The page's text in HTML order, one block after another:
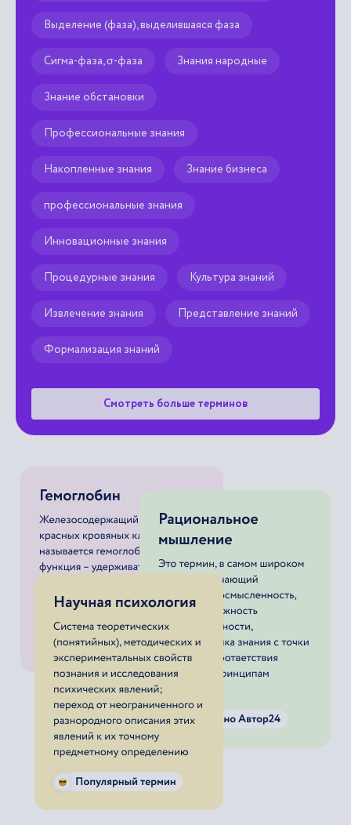
Выделение (фаза), выделившаяся фаза
Сигма-фаза, σ-фаза Знания народные
Знание обстановки
Профессиональные знания
Накопленные знания Знание бизнеса
профессиональные знания
Инновационные знания
Процедурные знания Культура знаний
Извлечение знания Представление знаний
Формализация знаний
Смотреть больше терминов